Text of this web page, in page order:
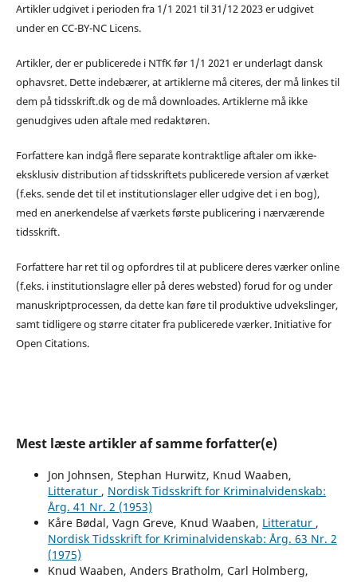
Artikler udgivet i perioden fra 1/1 2021 til 31/12 2023 er udgivet
under en CC-BY-NC Licens.
Artikler, der er publicerede i NTfK før 1/1 2021 er underlagt dansk
ophavsret. Dette indebærer, at artiklerne må citeres, der må linkes til
dem på tidsskrift.dk og de må downloades. Artiklerne må ikke
genudgives uden aftale med redaktøren.
Forfattere kan indgå flere separate kontraktlige aftaler om ikke-
eksklusiv distribution af tidsskriftets publicerede version af værket
(f.eks. sende det til et institutionslager eller udgive det i en bog),
med en anerkendelse af værkets første publicering i nærværende
tidsskrift.
Forfattere har ret til og opfordres til at publicere deres værker online
(f.eks. i institutionslagre eller på deres websted) forud for og under
manuskriptprocessen, da dette kan føre til produktive udvekslinger,
samt tidligere og større citater fra publicerede værker. Initiative for
Open Citations.
Mest læste artikler af samme forfatter(e)
Jon Johnsen, Stephan Hurwitz, Knud Waaben,
Litteratur , Nordisk Tidsskrift for Kriminalvidenskab:
Årg. 41 Nr. 2 (1953)
Kåre Bødal, Vagn Greve, Knud Waaben, Litteratur ,
Nordisk Tidsskrift for Kriminalvidenskab: Årg. 63 Nr. 2
(1975)
Knud Waaben, Anders Bratholm, Carl Holmberg,